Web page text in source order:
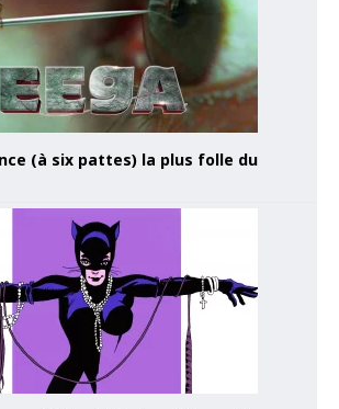
(à six pattes) la plus folle du